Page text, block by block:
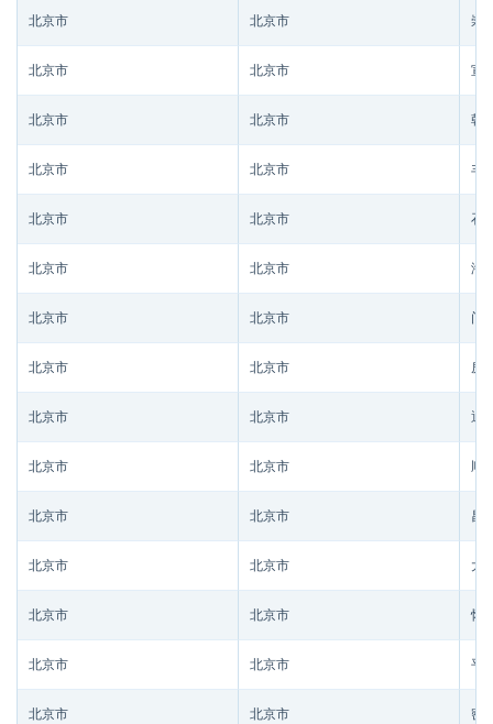
北京市 北京市 崇
北京市 北京市 宣
北京市 北京市 朝
北京市 北京市 丰
北京市 北京市 石
北京市 北京市 海
北京市 北京市 门
北京市 北京市 房
北京市 北京市 通
北京市 北京市 顺
北京市 北京市 昌
北京市 北京市 大
北京市 北京市 怀
北京市 北京市 平
北京市 北京市 密